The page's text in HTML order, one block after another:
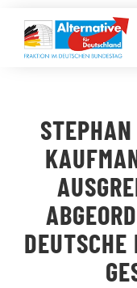
Inhalt
springen
LANDESGRUPPEN
VERANSTALTUNGEN
PRESSE